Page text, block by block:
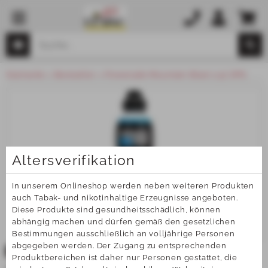
TOP
Altersverifikation
In unserem Onlineshop werden neben weiteren Produkten
auch Tabak- und nikotinhaltige Erzeugnisse angeboten.
Diese Produkte sind gesundheitsschädlich, können
abhängig machen und dürfen gemäß den gesetzlichen
Bestimmungen ausschließlich an volljährige Personen
abgegeben werden. Der Zugang zu entsprechenden
Produktbereichen ist daher nur Personen gestattet, die